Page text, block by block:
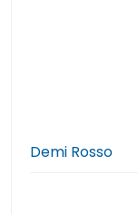
Demi Rosso